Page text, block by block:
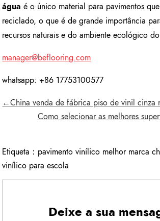
água é o único material para pavimentos
reciclado, o que é de grande importância
recursos naturais e do ambiente ecológico
manager@beflooring.com
whatsapp: +86 17753100577
←China venda de fábrica piso de vinil cinza
Como selecionar as melhores
Etiqueta： pavimento vinílico melhor marca
vinílico para escola
Deixe a sua